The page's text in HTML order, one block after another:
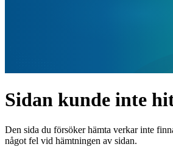
Sidan kunde inte
Den sida du försöker hämta verkar inte
något fel vid hämtningen av sidan.